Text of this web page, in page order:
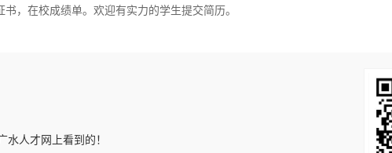
，在校成绩单。欢迎有实力的学生提交简历。
水人才网上看到的！